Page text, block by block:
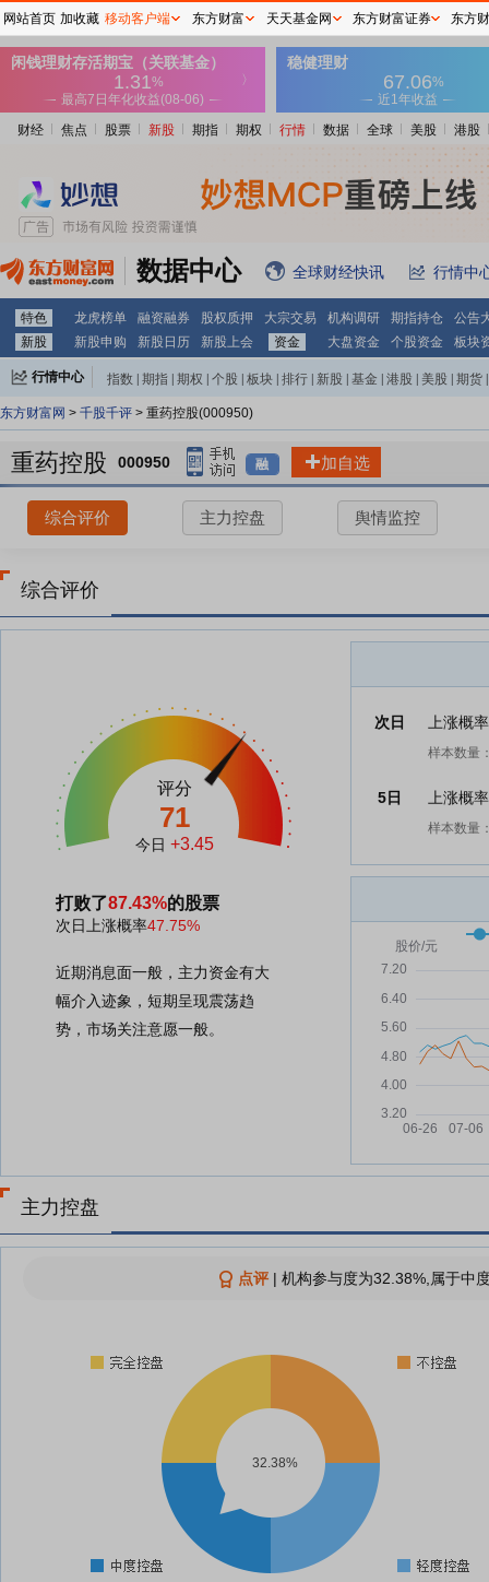
财经 焦点 股票 新股 期指 期权 行情 数据 全球 美股 港股
数据中心 全球财经快讯 行情中
特色 龙虎榜单 融资融券 股权质押 大宗交易 机构调研 期指持仓
公告
新股
新股申购 新股日历 新股上会 资金 大盘资金 个股资金 板块
行情中心 指数 期指 期权 个股 板块 排行 新股 基金 港股 美股 期货
东方财富网 > 千股千评 > 重药控股(000950)
重药控股 000950 融 加自选
综合评价 主力控盘 舆情监控
综合评价
评分
71
今日 +3.45
打败了87.43%的股票
次日上涨概率47.75%
近期消息面一般，主力资金有大
幅介入迹象，短期呈现震荡趋
势，市场关注意愿一般。
次日 上涨概
样本数量
5日 上涨概
样本数量
主力控盘
点评| 机构参与度为32.38%,属于中
32.38%
网站首页 加收藏 移动客户端 东方财富 天天基金网 东方财富证券 东方